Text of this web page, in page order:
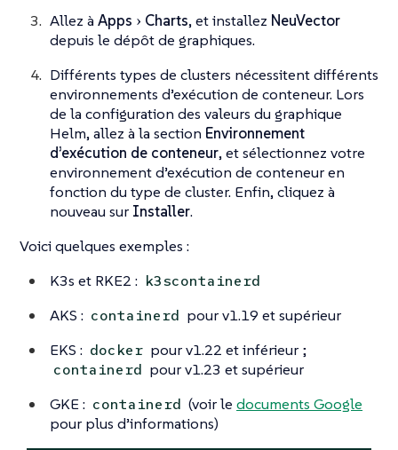
Allez à Apps Charts, et installez NeuVector
depuis le dépôt de graphiques.
Différents types de clusters nécessitent différents
environnements d’exécution de conteneur. Lors
de la configuration des valeurs du graphique
Helm, allez à la section Environnement
d’exécution de conteneur, et sélectionnez votre
environnement d’exécution de conteneur en
fonction du type de cluster. Enfin, cliquez à
nouveau sur Installer.
Voici quelques exemples :
K3s et RKE2 : k3scontainerd
AKS : containerd pour v1.19 et supérieur
EKS : docker pour v1.22 et inférieur ;
containerd pour v1.23 et supérieur
GKE : containerd (voir ledocuments Google
pour plus d’informations)